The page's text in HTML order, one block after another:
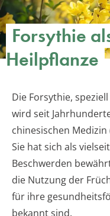
Forsythie
Heilpflanze
Die Forsythie,
wird seit
chinesischen Medizin
Sie hat sich als
Beschwerden
die Nutzung der
für ihre
bekannt sind.